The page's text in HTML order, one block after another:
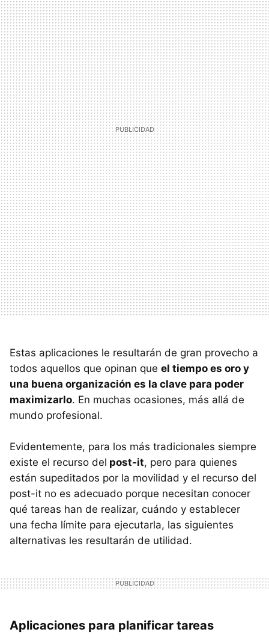
Estas aplicaciones le resultarán de gran provecho a
todos aquellos que opinan que el tiempo es oro y
una buena organización es la clave para poder
maximizarlo. En muchas ocasiones, más allá de
mundo profesional.
Evidentemente, para los más tradicionales siempre
existe el recurso del post-it, pero para quienes
están supeditados por la movilidad y el recurso del
post-it no es adecuado porque necesitan conocer
qué tareas han de realizar, cuándo y establecer
una fecha límite para ejecutarla, las siguientes
alternativas les resultarán de utilidad.
Aplicaciones para planificar tareas